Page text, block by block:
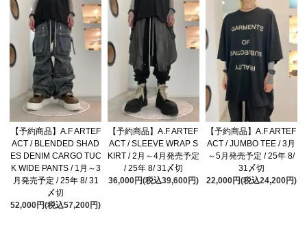
【予約商品】A.F ARTEF
ACT / BLENDED SHAD
ES DENIM CARGO TUC
K WIDE PANTS / 1月～3
月発売予定 / 25年 8/ 31
〆切
52,000円(税込57,200円)
【予約商品】A.F ARTEF
ACT / SLEEVE WRAP S
KIRT / 2月～4月発売予定
/ 25年 8/ 31〆切
36,000円(税込39,600円)
【予約商品】A.F ARTEF
ACT / JUMBO TEE / 3月
～5月発売予定 / 25年 8/
31〆切
22,000円(税込24,200円)